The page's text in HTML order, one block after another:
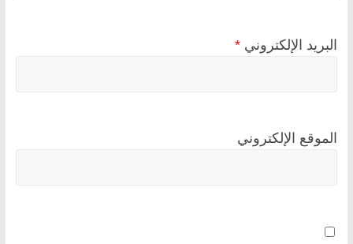
البريد الإلكتروني *
الموقع الإلكتروني